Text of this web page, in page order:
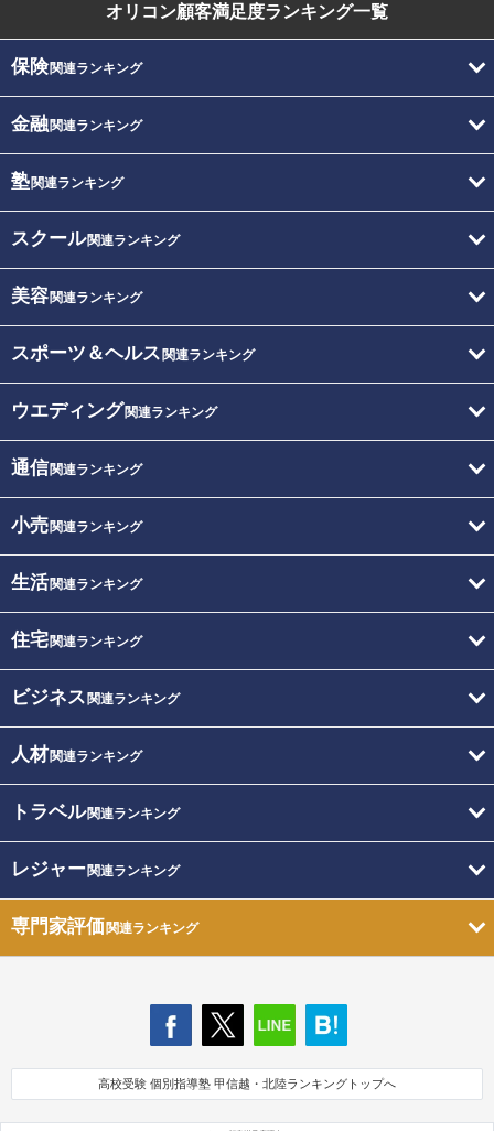
オリコン顧客満足度ランキング一覧
保険関連ランキング
金融関連ランキング
塾関連ランキング
スクール関連ランキング
美容関連ランキング
スポーツ＆ヘルス 関連ランキング
ウエディング関連ランキング
通信関連ランキング
小売関連ランキング
生活関連ランキング
住宅関連ランキング
ビジネス 関連ランキング
人材関連ランキング
トラベル関連ランキング
レジャー関連ランキング
専門家評価関連ランキング
高校受験 個別指導塾 甲信越・北陸ランキングトップへ